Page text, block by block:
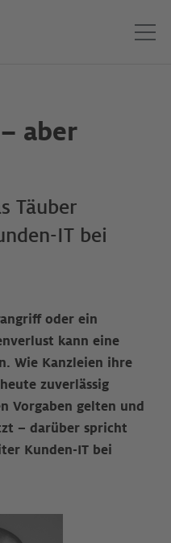
aber
Täuber
IT bei
oder ein
kann eine
Wie Kanzleien ihre
zuverlässig
Vorgaben gelten und
– darüber spricht
Kunden-IT bei